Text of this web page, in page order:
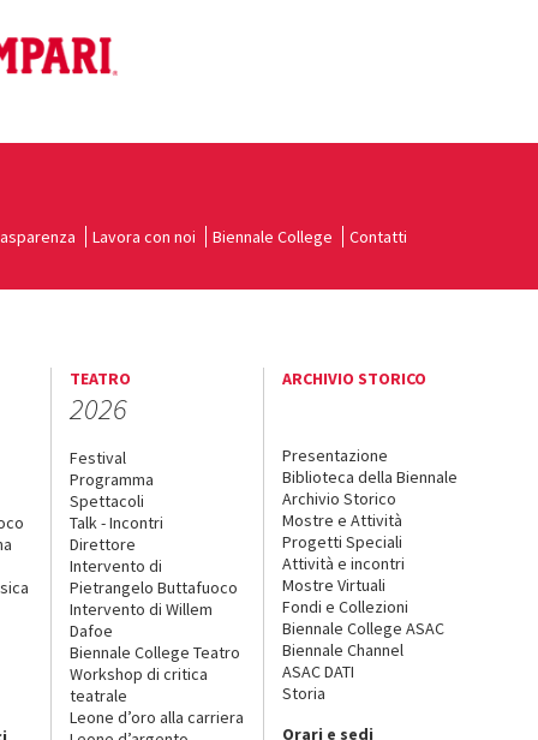
Lavora con noi Biennale College Contatti
TEATRO
2026
Festival
Programma
Spettacoli
Talk - Incontri
Direttore
Intervento di
Pietrangelo Buttafuoco
Intervento di Willem
Dafoe
Biennale College Teatro
Workshop di critica
teatrale
Leone d’oro alla carriera
ARCHIVIO STORICO
Presentazione
Biblioteca della Biennale
Archivio Storico
Mostre e Attività
Progetti Speciali
Attività e incontri
Mostre Virtuali
Fondi e Collezioni
Biennale College ASAC
Biennale Channel
ASAC DATI
Storia
Orari e sedi